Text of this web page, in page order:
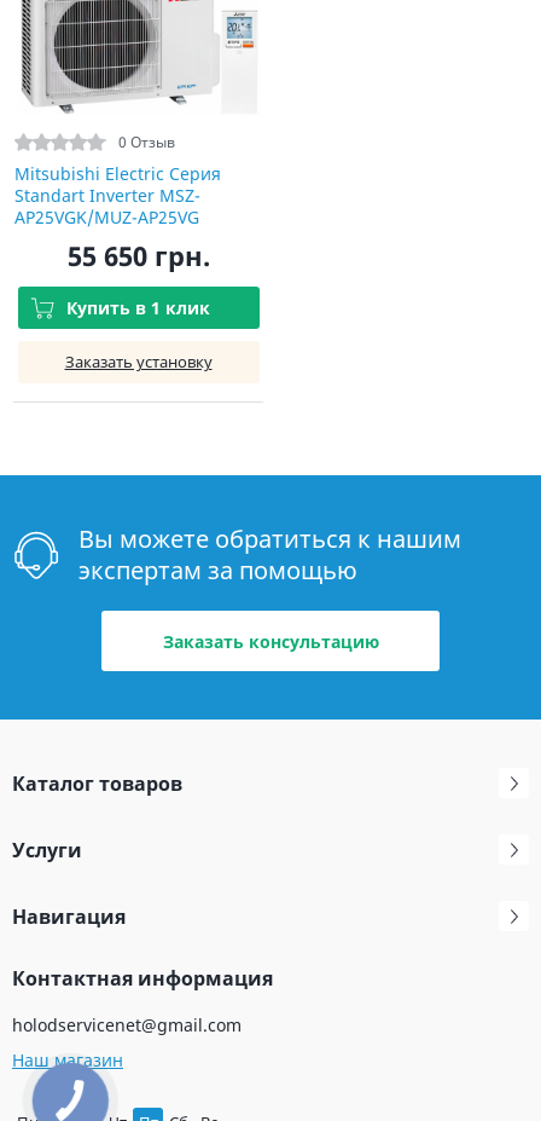
0 Отзыв
Mitsubishi Electric Серия
Standart Inverter MSZ-
AP25VGK/MUZ-AP25VG
55 650 грн.
Купить в 1 клик
Заказать установку
Вы можете обратиться к нашим
экспертам за помощью
Заказать консультацию
Каталог товаров
Услуги
Навигация
Контактная информация
holodservicenet@gmail.com
Наш магазин